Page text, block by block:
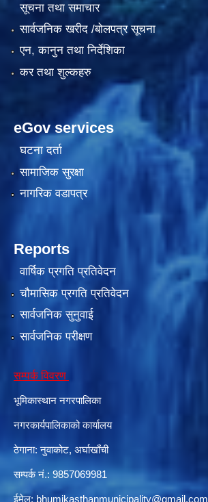
सूचना तथा समाचार
सार्वजनिक खरीद /बोलपत्र सूचना
एन, कानुन तथा निर्देशिका
कर तथा शुल्कहरु
eGov services
घटना दर्ता
सामाजिक सुरक्षा
नागरिक वडापत्र
Reports
वार्षिक प्रगति प्रतिवेदन
चौमासिक प्रगति प्रतिवेदन
सार्वजनिक सुनुवाई
सार्वजनिक परीक्षण
सम्पर्क विवरण
भूमिकास्थान नगरपालिका
नगरकार्यपालिकाको कार्यालय
ठेगाना: नुवाकोट, अर्घाखाँची
सम्पर्क नं.: 9857069981
ईमेल: bhumikasthanmunicipality@gmail.com